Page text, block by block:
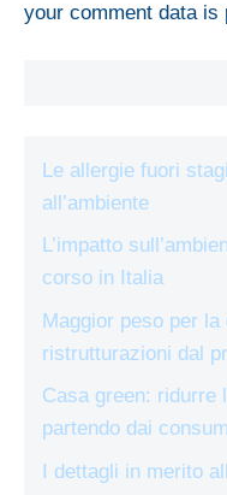
your comment data is
Le allergie fuori
all’ambiente
L’impatto
corso in Italia
Maggior peso per
ristrutturazioni dal
Casa green: ridurre
partendo dai
I dettagli in merito